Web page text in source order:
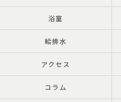
浴室
給排水
アクセス
コラム